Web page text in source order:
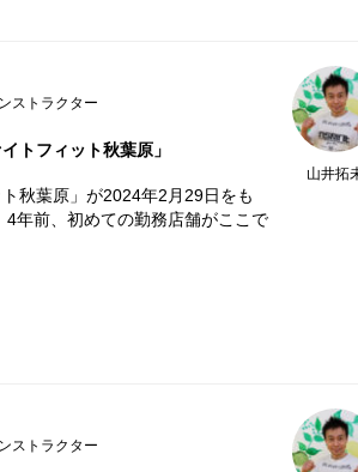
ストラクター
山井拓
トフィット秋葉原」
ト秋葉原」が2024年2月29日をも
4年前、初めての勤務店舗がここで
ストラクター